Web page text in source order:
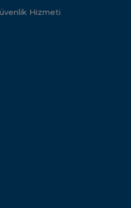
Hizmeti